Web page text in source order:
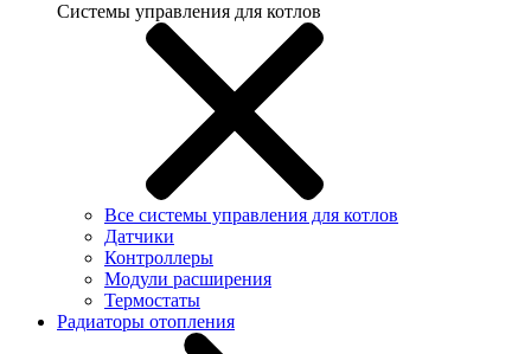
Системы управления для котлов
Все системы управления для котлов
Датчики
Контроллеры
Модули расширения
Термостаты
Радиаторы отопления